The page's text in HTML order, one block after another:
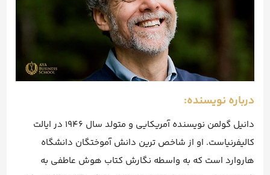
درباره نویسنده:
دانیل گولمن نویسنده آمریکایی و متولد سال 1946 در ایالت
کالیفرنیاست. او از شاخص ترین دانش آموختگان دانشگاه
هاروارد است که به واسطه نگارش کتاب هوش عاطفی به